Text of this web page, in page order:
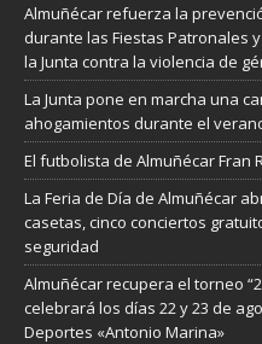
Almuñécar refuerza la
durante las Fiestas Patronales
la Junta contra la violencia de
La Junta pone en marcha una
ahogamientos durante el
El futbolista de Almuñécar Fran
La Feria de Día de Almuñécar
casetas, cinco conciertos
seguridad
Almuñécar recupera el torneo
celebrará los días 22 y 23 de
Deportes «Antonio Marina»